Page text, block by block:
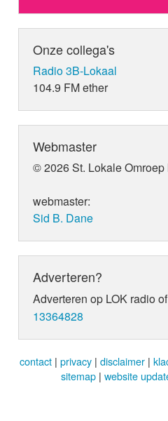
Onze collega's
Radio 3B-Lokaal
104.9 FM ether
Webmaster
© 2026 St. Lokale Omroep
webmaster:
Sid B. Dane
Adverteren?
Adverteren op LOK radio
13364828
contact | privacy | disclaimer |
sitemap | website